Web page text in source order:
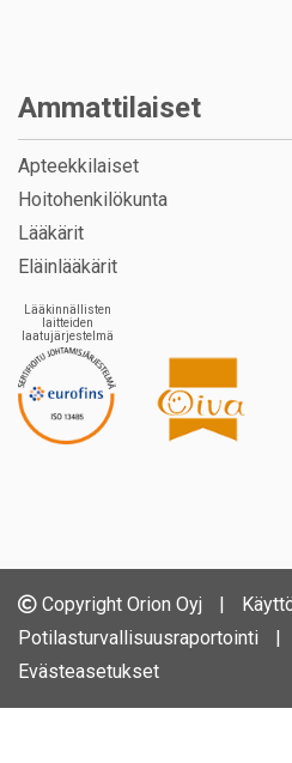
Ammattilaiset
Apteekkilaiset
Hoitohenkilökunta
Lääkärit
Eläinlääkärit
Lääkinnällisten
laitteiden
laatujärjestelmä
Copyright Orion Oyj |
Potilasturvallisuusraportointi
|
Evästeasetukset